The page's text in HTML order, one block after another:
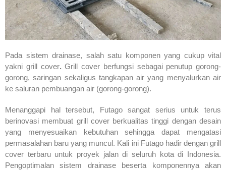
Pada sistem drainase, salah satu komponen yang cukup vital
yakni grill cover. Grill cover berfungsi sebagai penutup gorong-
gorong, saringan sekaligus tangkapan air yang menyalurkan air
ke saluran pembuangan air (gorong-gorong).
Menanggapi hal tersebut, Futago sangat serius untuk terus
berinovasi membuat grill cover berkualitas tinggi dengan desain
yang menyesuaikan kebutuhan sehingga dapat mengatasi
permasalahan baru yang muncul. Kali ini Futago hadir dengan grill
cover terbaru untuk proyek jalan di seluruh kota di Indonesia.
Pengoptimalan sistem drainase beserta komponennya akan